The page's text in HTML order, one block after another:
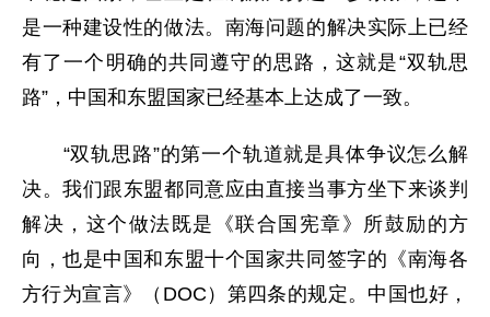
是一种建设性的做法。南海问题的解决实际上已经
有了一个明确的共同遵守的思路，这就是“双轨思
路”，中国和东盟国家已经基本上达成了一致。
“双轨思路”的第一个轨道就是具体争议怎么解
决。我们跟东盟都同意应由直接当事方坐下来谈判
解决，这个做法既是《联合国宪章》所鼓励的方
向，也是中国和东盟十个国家共同签字的《南海各
方行为宣言》（DOC）第四条的规定。中国也好，